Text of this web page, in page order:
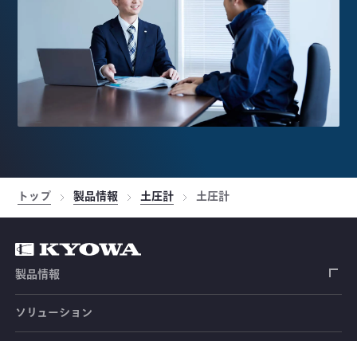
トップ 製品情報 土圧計 土圧計
製品情報
ひずみゲージ
ソリューション